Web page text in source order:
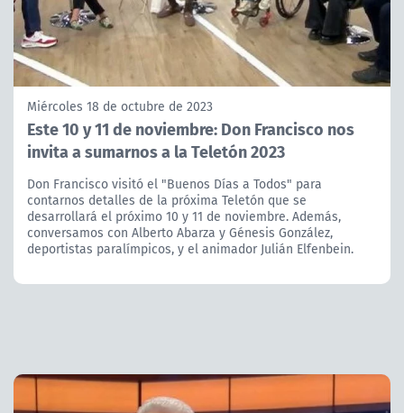
Miércoles 18 de octubre de 2023
Este 10 y 11 de noviembre: Don Francisco nos
invita a sumarnos a la Teletón 2023
Don Francisco visitó el "Buenos Días a Todos" para
contarnos detalles de la próxima Teletón que se
desarrollará el próximo 10 y 11 de noviembre. Además,
conversamos con Alberto Abarza y Génesis González,
deportistas paralímpicos, y el animador Julián Elfenbein.